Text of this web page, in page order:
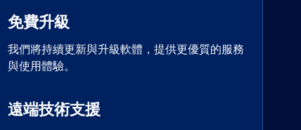
免費升級
我們將持續更新與升級軟體，提供更優質的服務
與使用體驗。
遠端技術支援